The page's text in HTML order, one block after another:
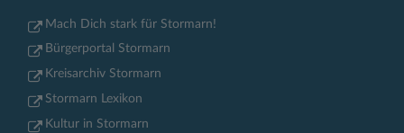
Mach Dich stark für Stormarn!
Bürgerportal Stormarn
Kreisarchiv Stormarn
Stormarn Lexikon
Kultur in Stormarn